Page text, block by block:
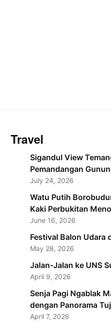
Travel
Sigandul View
Pemandangan
July 24, 2026
Watu Putih
Kaki Perbukitan
June 16, 2026
Festival Balon Udara
May 28, 2026
Jalan-Jalan ke UNS
April 9, 2026
Senja Pagi Ngablak
dengan Panorama
April 7, 2026